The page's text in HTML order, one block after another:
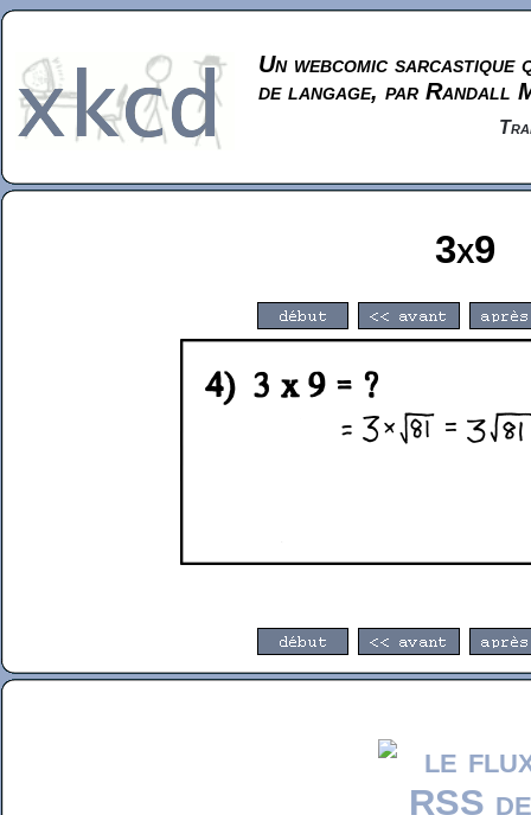
Un webcomic sarcastique
de langage, par Randall
3x9